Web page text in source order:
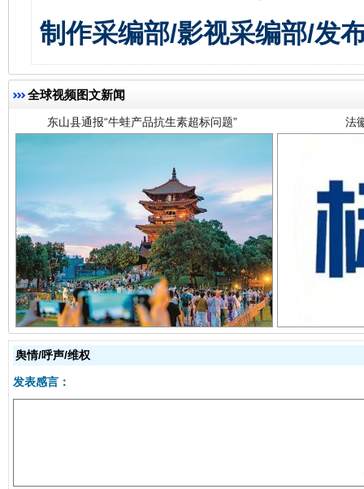
制作采编部/影视采编部/发
全球视频图文新闻
千年窑火 生生不息
舆情/呼声/维权
发表感言：